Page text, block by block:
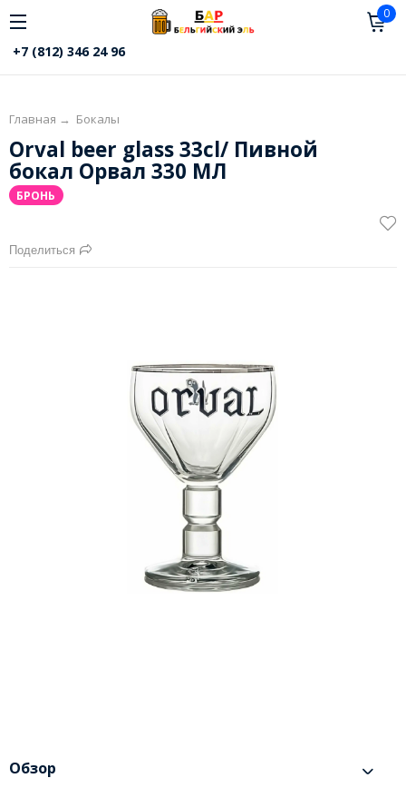
0
+7 (812) 346 24 96
Главная → Бокалы
Orval beer glass 33cl/ Пивной
бокал Орвал 330 МЛ
БРОНЬ
Поделиться
Обзор